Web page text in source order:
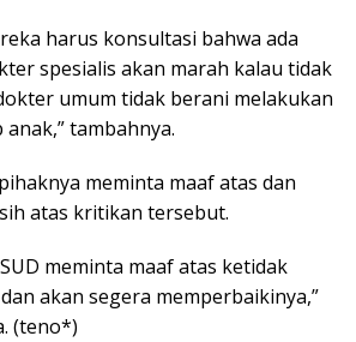
harus konsultasi bahwa ada
spesialis akan marah kalau tidak
umum tidak berani melakukan
tambahnya.
meminta maaf atas dan
atas kritikan tersebut.
meminta maaf atas ketidak
akan segera memperbaikinya,”
(teno*)